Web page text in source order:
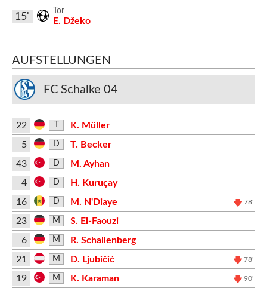
Tor
E. Džeko
15'
AUFSTELLUNGEN
FC Schalke 04
22
K. Müller
5
D
T. Becker
43
D
M. Ayhan
4
D
H. Kuruçay
16
D M. N'Diaye 78'
23 M
S. El-Faouzi
6
M
R. Schallenberg
21
M D. Ljubičić 78'
19 M K. Karaman 90'